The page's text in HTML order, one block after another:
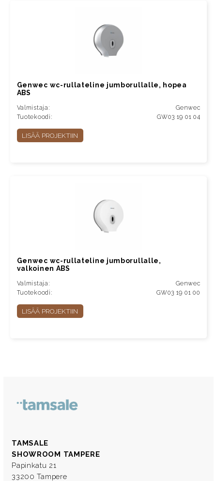
Genwec wc-rullateline jumborullalle, hopea
ABS
Valmistaja:
Genwec
Tuotekoodi:
GW03 19 01 04
LISÄÄ PROJEKTIIN
Genwec wc-rullateline jumborullalle,
valkoinen ABS
Valmistaja:
Genwec
Tuotekoodi:
GW03 19 01 00
LISÄÄ PROJEKTIIN
TAMSALE
SHOWROOM TAMPERE
Papinkatu 21
33200 Tampere